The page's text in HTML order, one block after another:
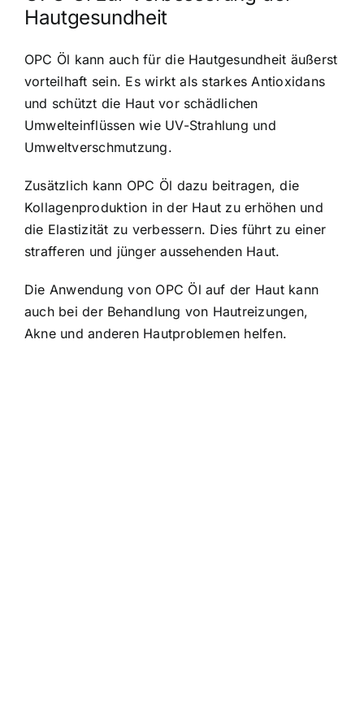
Hautgesundheit
OPC Öl kann auch für die Hautgesundheit äußerst
vorteilhaft sein. Es wirkt als starkes Antioxidans
und schützt die Haut vor schädlichen
Umwelteinflüssen wie UV-Strahlung und
Umweltverschmutzung.
Zusätzlich kann OPC Öl dazu beitragen, die
Kollagenproduktion in der Haut zu erhöhen und
die Elastizität zu verbessern. Dies führt zu einer
strafferen und jünger aussehenden Haut.
Die Anwendung von OPC Öl auf der Haut kann
auch bei der Behandlung von Hautreizungen,
Akne und anderen Hautproblemen helfen.